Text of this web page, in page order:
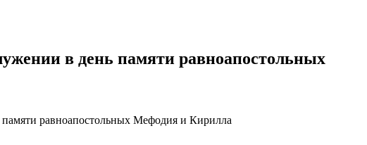
в день памяти равноапостольных